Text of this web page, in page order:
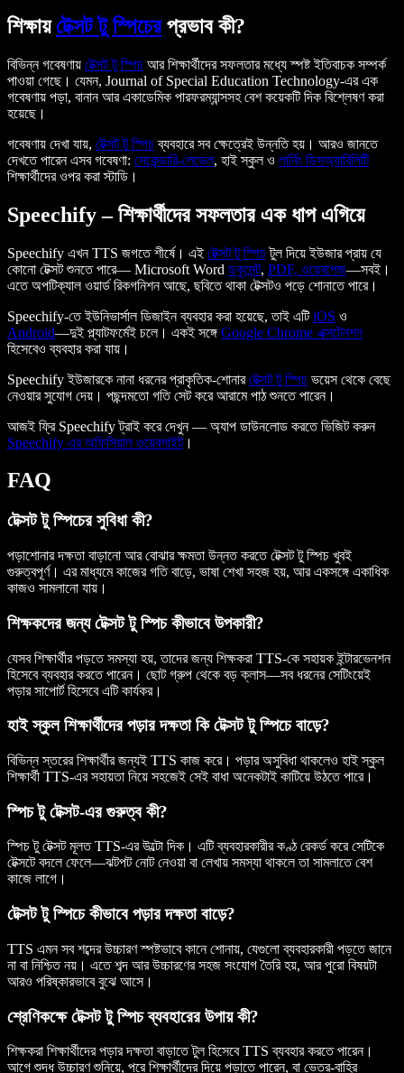
শিক্ষায়টেক্সট টু স্পিচেরপ্রভাব কী?
বিভিন্ন গবেষণায় টেক্সট টু স্পিচ আর শিক্ষার্থীদের সফলতার মধ্যে স্পষ্ট ইতিবাচক সম্পর্ক
পাওয়া গেছে। যেমন, Journal of Special Education Technology-এর এক
গবেষণায় পড়া, বানান আর একাডেমিক পারফরম্যান্সসহ বেশ কয়েকটি দিক বিশ্লেষণ করা
হয়েছে।
গবেষণায় দেখা যায়, টেক্সট টু স্পিচব্যবহারে সব ক্ষেত্রেই উন্নতি হয়। আরও জানতে
দেখতে পারেন এসব গবেষণা: সেকেন্ডারি-লেভেল, হাই স্কুল ও লার্নিং ডিসঅ্যাবিলিটি
শিক্ষার্থীদের ওপর করা স্টাডি।
Speechify – শিক্ষার্থীদের সফলতার এক ধাপ এগিয়ে
Speechify এখন TTS জগতে শীর্ষে। এই টেক্সট টু স্পিচটুল দিয়ে ইউজার প্রায় যে
কোনো টেক্সট শুনতে পারে— Microsoft Word ডকুমেন্ট, PDF, ওয়েবপেজ—সবই।
এতে অপটিক্যাল ওয়ার্ড রিকগনিশন আছে, ছবিতে থাকা টেক্সটও পড়ে শোনাতে পারে।
Speechify-তে ইউনিভার্সাল ডিজাইন ব্যবহার করা হয়েছে, তাই এটিiOS ও
Android—দুই প্ল্যাটফর্মেই চলে। একই সঙ্গে Google Chrome এক্সটেনশন
হিসেবেও ব্যবহার করা যায়।
Speechify ইউজারকে নানা ধরনের প্রাকৃতিক-শোনারটেক্সট টু স্পিচ ভয়েস থেকে বেছে
নেওয়ার সুযোগ দেয়। পছন্দমতো গতি সেট করে আরামে পাঠ শুনতে পারেন।
আজই ফ্রি Speechify ট্রাই করে দেখুন — অ্যাপ ডাউনলোড করতে ভিজিট করুন
Speechify এর অফিসিয়াল ওয়েবসাইট।
FAQ
টেক্সট টু স্পিচের সুবিধা কী?
পড়াশোনার দক্ষতা বাড়ানো আর বোঝার ক্ষমতা উন্নত করতে টেক্সট টু স্পিচ খুবই
গুরুত্বপূর্ণ। এর মাধ্যমে কাজের গতি বাড়ে, ভাষা শেখা সহজ হয়, আর একসঙ্গে একাধিক
কাজও সামলানো যায়।
শিক্ষকদের জন্য টেক্সট টু স্পিচ কীভাবে উপকারী?
যেসব শিক্ষার্থীর পড়তে সমস্যা হয়, তাদের জন্য শিক্ষকরা TTS-কে সহায়ক ইন্টারভেনশন
হিসেবে ব্যবহার করতে পারেন। ছোট গ্রুপ থেকে বড় ক্লাস—সব ধরনের সেটিংয়েই
পড়ার সাপোর্ট হিসেবে এটি কার্যকর।
হাই স্কুল শিক্ষার্থীদের পড়ার দক্ষতা কি টেক্সট টু স্পিচে বাড়ে?
বিভিন্ন স্তরের শিক্ষার্থীর জন্যই TTS কাজ করে। পড়ার অসুবিধা থাকলেও হাই স্কুল
শিক্ষার্থী TTS-এর সহায়তা নিয়ে সহজেই সেই বাধা অনেকটাই কাটিয়ে উঠতে পারে।
স্পিচ টু টেক্সট-এর গুরুত্ব কী?
স্পিচ টু টেক্সট মূলত TTS-এর উল্টো দিক। এটি ব্যবহারকারীর কণ্ঠ রেকর্ড করে সেটিকে
টেক্সটে বদলে ফেলে—ঝটপট নোট নেওয়া বা লেখায় সমস্যা থাকলে তা সামলাতে বেশ
কাজে লাগে।
টেক্সট টু স্পিচে কীভাবে পড়ার দক্ষতা বাড়ে?
TTS এমন সব শব্দের উচ্চারণ স্পষ্টভাবে কানে শোনায়, যেগুলো ব্যবহারকারী পড়তে জানে
না বা নিশ্চিত নয়। এতে শব্দ আর উচ্চারণের সহজ সংযোগ তৈরি হয়, আর পুরো বিষয়টা
আরও পরিষ্কারভাবে বুঝে আসে।
শ্রেণিকক্ষে টেক্সট টু স্পিচ ব্যবহারের উপায় কী?
শিক্ষকরা শিক্ষার্থীদের পড়ার দক্ষতা বাড়াতে টুল হিসেবে TTS ব্যবহার করতে পারেন।
আগে শুদ্ধ উচ্চারণ শুনিয়ে, পরে শিক্ষার্থীদের দিয়ে পড়াতে পারেন, বা ভেতর-বাহির